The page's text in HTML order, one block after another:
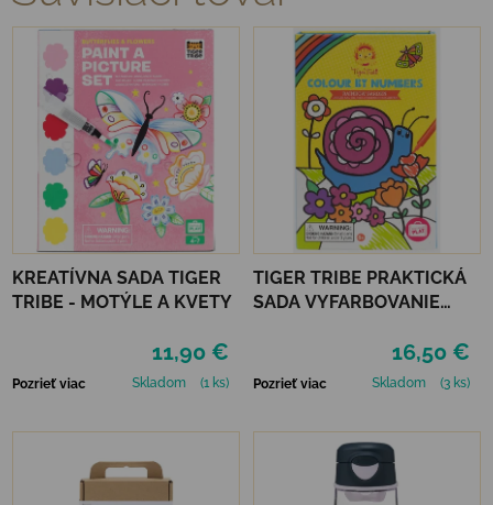
KREATÍVNA SADA TIGER
TRIBE - MOTÝLE A KVETY
11,90 €
Pozrieť viac Skladom (1 ks)
TIGER TRIBE PRAKTICKÁ
SADA VYFARBOVANIE
16,50 €
Pozrieť viac Skladom (3 ks)